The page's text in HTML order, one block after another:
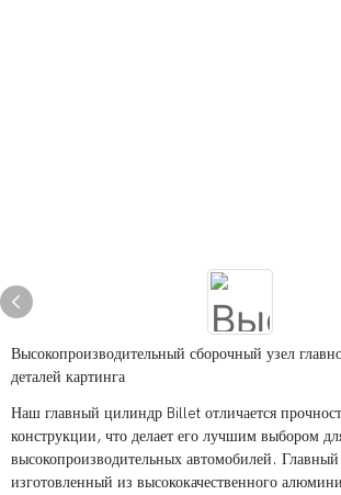
Высокопроизводительный сборочный узел
деталей картинга
Наш главный цилиндр Billet отличается
конструкции, что делает его лучшим выбором
высокопроизводительных автомобилей.
изготовленный из высококачественного